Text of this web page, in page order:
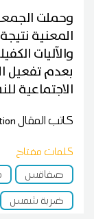
وحملت
المعنية
والآليات
الاجتماعية
كاتب المقال
كلمات مفتاح
صفاقس
ضربة شمس